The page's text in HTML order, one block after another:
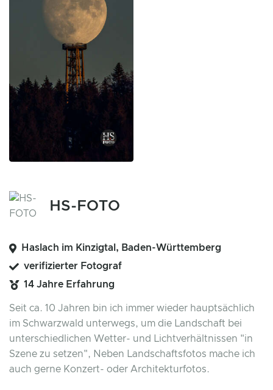
HS-FOTO
Haslach im Kinzigtal, Baden-Württemberg
verifizierter Fotograf
14 Jahre Erfahrung
Seit ca. 10 Jahren bin ich immer wieder hauptsächlich
im Schwarzwald unterwegs, um die Landschaft bei
unterschiedlichen Wetter- und Lichtverhältnissen "in
Szene zu setzen", Neben Landschaftsfotos mache ich
auch gerne Konzert- oder Architekturfotos.